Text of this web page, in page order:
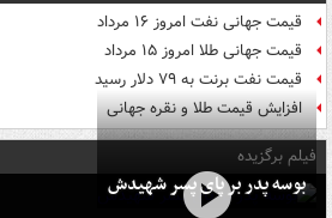
قیمت جهانی نفت امروز ۱۶ مرداد
قیمت جهانی طلا امروز ۱۵ مرداد
قیمت نفت برنت به ۷۹ دلار رسید
افزایش قیمت طلا و نقره جهانی
فیلم برگزیده
بوسه‌ پدر بر پای پسر شهیدش